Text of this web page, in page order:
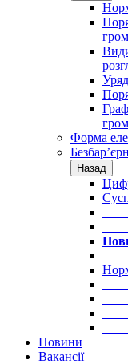
Форма
Назад
Новини
Вакансії